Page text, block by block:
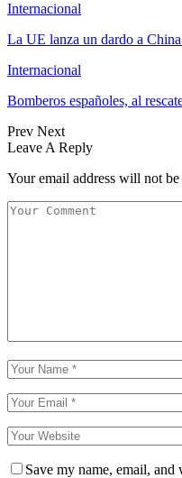
Internacional
La UE lanza un dardo a
Internacional
Bomberos españoles, al
Prev Next
Leave A Reply
Your email address will not
Save my name, email,